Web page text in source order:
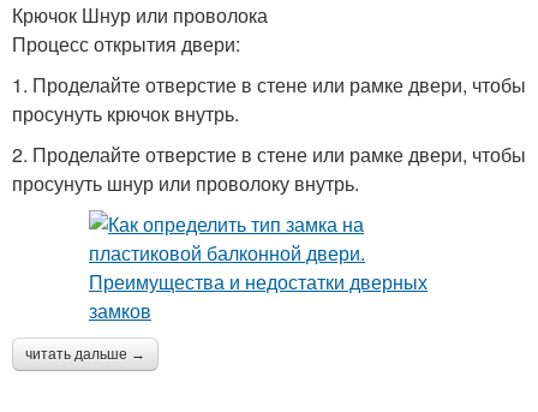
Крючок Шнур или проволока
Процесс открытия двери:
1. Проделайте отверстие в стене или рамке двери, чтобы
просунуть крючок внутрь.
2. Проделайте отверстие в стене или рамке двери, чтобы
просунуть шнур или проволоку внутрь.
читать дальше →